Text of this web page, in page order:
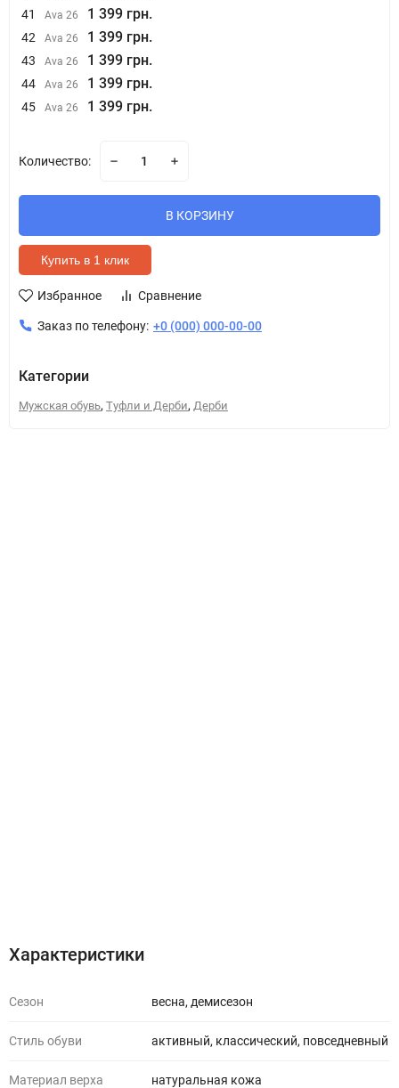
41 Ava 26 1 399 грн.
42 Ava 26 1 399 грн.
43 Ava 26 1 399 грн.
44 Ava 26 1 399 грн.
45 Ava 26 1 399 грн.
Количество:
В КОРЗИНУ
Купить в 1 клик
Избранное Сравнение
Заказ по телефону: +0 (000) 000-00-00
Категории
Мужская обувь, Туфли и Дерби, Дерби
Характеристики
Сезон весна, демисезон
Стиль обуви активный, классический, повседневный
Материал верха натуральная кожа